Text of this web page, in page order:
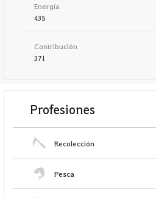
Energía
435
Contribución
371
Profesiones
Recolección
Pesca